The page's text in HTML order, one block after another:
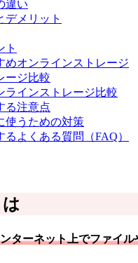
違い
デメリット
ト
めオンラインストレージ
ージ比較
ラインストレージ比較
る注意点
使うための対策
よくある質問（FAQ）
ターネット上でファイ